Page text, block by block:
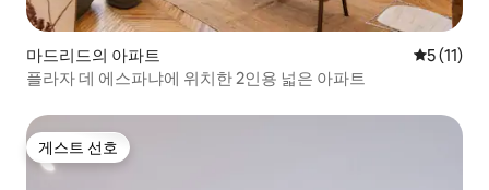
마드리드의 아파트 평점 5점
5 (11)
플라자 데 에스파냐에 위치한 2인용 넓은 아파트
게스트 선호
게스트 선호